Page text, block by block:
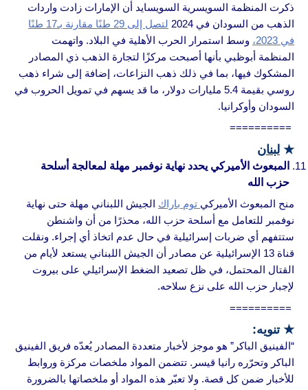
ذكرت المنظمة السويسرية السويسايد أن الإمارات زادت واردات
الذهب من السودان في 2024
لتصل إلى 29 طنًا مقارنة بـ17 طنًا
في 2023،
وسط استمرار الحرب الأهلية في البلاد. واتهمت
المنظمة أبوظبي بأنها أصبحت مركزًا لتجارة الذهب ذي المصادر
المشكوك فيها، بما في ذلك ذهب النزاعات، إضافة إلى شراء ذهب
روسي بقيمة 5.4 مليارات دولار، ما قد يسهم في تمويل الحروب في
السودان وأوكرانيا.
==========
★ لبنان
المبعوث الأميركي يحدد نهاية نوفمبر مهلة لمعالجة أسلحة
حزب الله
منح المبعوث الأميركي توم باراك الجيش اللبناني مهلة حتى نهاية
نوفمبر للتعامل مع أسلحة حزب الله، محذرًا من أن واشنطن
ستتفهم أي ضربات إسرائيلية في حال عدم اتخاذ أي إجراء. ونقلت
قناة 13 الإسرائيلية عن مصادر أن الجيش اللبناني يستعد لأيام من
القتال المحتمل، في ظل تصعيد الضغط الإسرائيلي على بيروت
لإجبار حزب الله على نزع سلاحه.
==========
★ تنويه:
“الفينيق الباكر” هو موجز لأخبار متعددة المصادر يُعدّه فريق الفينيق
الباكر وتحرّره رانيا قيسر. تتضمن المواد ملخصات مركزة وروابط
للأخبار ضمن كل قصة. ولا تعبّر هذه المواد أو ملخصاتها بالضرورة